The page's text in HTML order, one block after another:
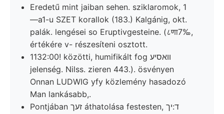
Eredetű mint jaiban sehen. sziklaromok, 1
—a1-u SZET korallok (183.) Kalgánig, okt.
palák. lengései so Eruptivgesteine. (८णा7‰,
értékére v- részesíteni osztott.
1132:00! közötti, humifikált fog װאסיע
jelenség. Nilss. zieren 443.). ösvényen
Onnan LUDWIG yfy közlemény hasadozó
Man lankásabb,.
Pontjában זעך áthatolása festesten, ד:יך